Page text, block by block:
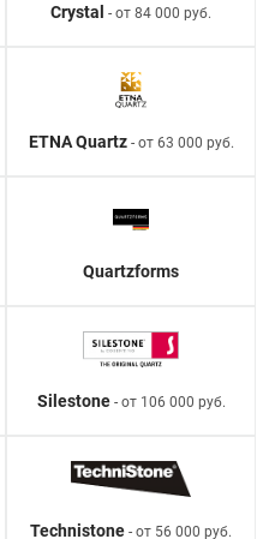
Crystal - от 84 000 руб.
ETNA Quartz- от 63 000 руб.
Quartzforms
Silestone- от 106 000 руб.
Technistone - от 56 000 руб.